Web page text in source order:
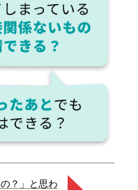
？」と思わ